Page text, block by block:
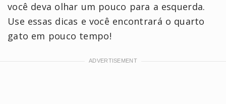
você deva olhar um pouco para a esquerda.
Use essas dicas e você encontrará o quarto
gato em pouco tempo!